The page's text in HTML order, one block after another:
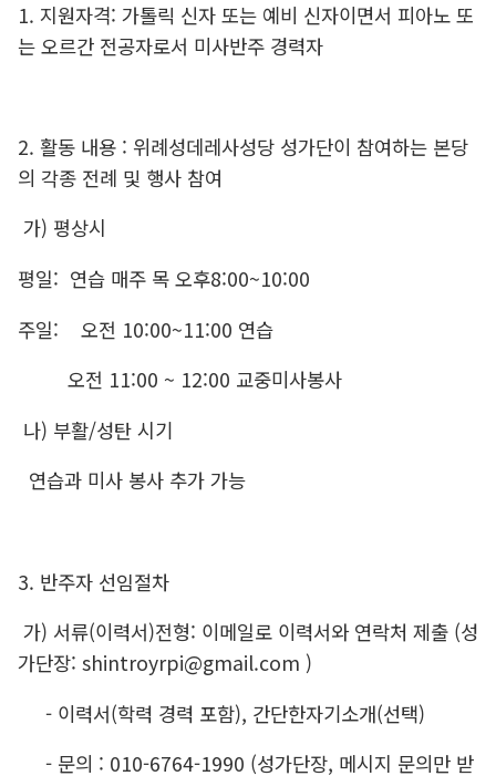
1. 지원자격: 가톨릭 신자 또는 예비 신자이면서 피아노 또
는 오르간 전공자로서 미사반주 경력자
2. 활동 내용 : 위례성데레사성당 성가단이 참여하는 본당
의 각종 전례 및 행사 참여
가) 평상시
평일: 연습 매주 목 오후8:00~10:00
주일: 오전 10:00~11:00 연습
오전 11:00 ~ 12:00 교중미사봉사
나) 부활/성탄 시기
연습과 미사 봉사 추가 가능
3. 반주자 선임절차
가) 서류(이력서)전형: 이메일로 이력서와 연락처 제출 (성
가단장: shintroyrpi@gmail.com )
- 이력서(학력 경력 포함), 간단한자기소개(선택)
- 문의 : 010-6764-1990 (성가단장, 메시지 문의만 받